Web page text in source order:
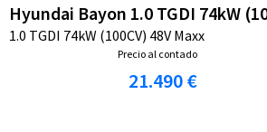
Hyundai Bayon 1.0 TGDI 74kW
1.0 TGDI 74kW (100CV) 48V Maxx
Precio al contado
21.490 €